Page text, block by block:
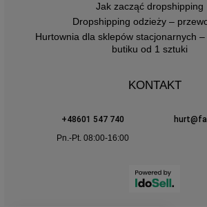
Jak zacząć dropshipping
Dropshipping odzieży –
Hurtownia dla sklepów stacjonarnych
butiku od 1 sztuki
KONTAKT
+48601 547 740
Pn.-Pt. 08:00-16:00